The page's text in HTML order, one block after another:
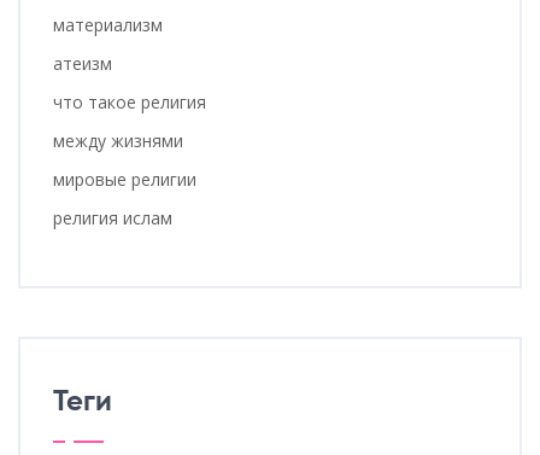
материализм
атеизм
что такое религия
между жизнями
мировые религии
религия ислам
Теги